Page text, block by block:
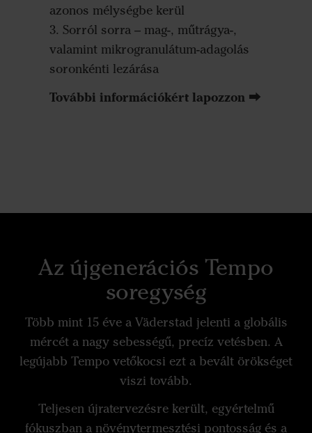
azonos mélységbe kerül
3. Sorról sorra – mag-, műtrágya-,
valamint mikrogranulátum-adagolás
soronkénti lezárása
További információkért lapozzon ⮕
Az újgenerációs Tempo
soregység
Több mint 15 éve a Väderstad jelenti a globális
mércét a nagy sebességű, precíz vetésben. A
legújabb Tempo vetőkocsi ezt a bevált örökséget
viszi tovább.
Teljesen újratervezésre került, egyértelmű
fókuszban a növénytermesztési pontosság és a